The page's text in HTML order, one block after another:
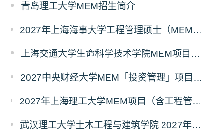
青岛理工大学MEM招生简介
2027年上海海事大学工程管理硕士（MEM）宁波产教融合研究生培养项目
上海交通大学生命科学技术学院MEM项目全新介绍
2027中央财经大学MEM「投资管理」项目招生专题正式上线
2027年上海理工大学MEM项目（含工程管理、工业工程与管理、物流工程与管理）奖助学金政策发布
武汉理工大学土木工程与建筑学院 2027年工程管理硕士（MEM）招生简章